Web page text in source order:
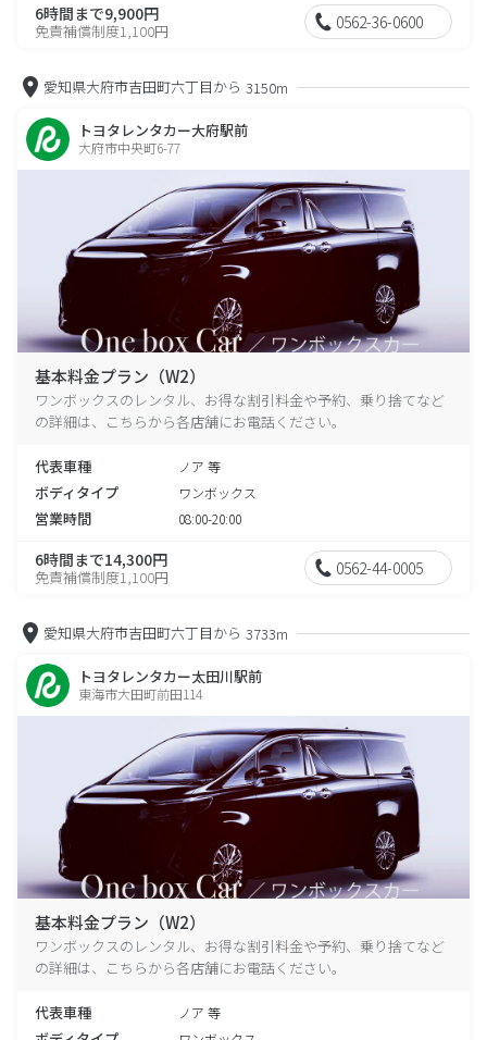
6時間まで9,900円
免責補償制度1,100円 0562-36-0600
愛知県大府市吉田町六丁目から 3150m
トヨタレンタカー大府駅前
大府市中央町6-77
基本料金プラン（W2）
ワンボックスのレンタル、お得な割引料金や予約、乗り捨てなど
の詳細は、こちらから各店舗にお電話ください。
代表車種 ノア 等
ボディタイプ ワンボックス
営業時間 08:00-20:00
6時間まで14,300円
免責補償制度1,100円 0562-44-0005
愛知県大府市吉田町六丁目から 3733m
トヨタレンタカー太田川駅前
東海市大田町前田114
基本料金プラン（W2）
ワンボックスのレンタル、お得な割引料金や予約、乗り捨てなど
の詳細は、こちらから各店舗にお電話ください。
代表車種 ノア 等